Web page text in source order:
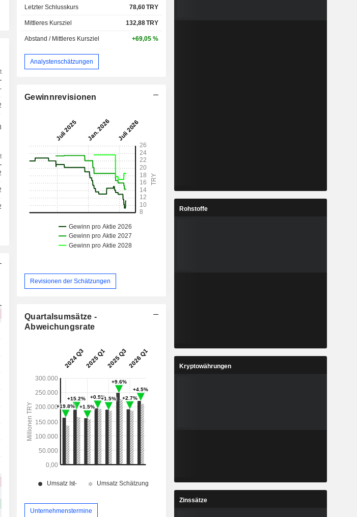
-
5,8 Mrd.
78,89 Mrd.
18,85 Mrd.
16,28 Mrd.
9,75 Mrd.
6,55 Mrd.
2,7 Mrd.
24 Mrd.
Letzter Schlusskurs 78,60TRY
Mittleres Kursziel 132,88TRY
Abstand / Mittleres Kursziel +69,05 %
Analystenschätzungen
Gewinnrevisionen
Revisionen der Schätzungen
Quartalsumsätze -
Abweichungsrate
Unternehmenstermine
Rohstoffe
Kryptowährungen
Zinssätze